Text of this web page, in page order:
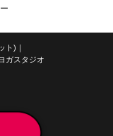
ト)｜
ガスタジオ